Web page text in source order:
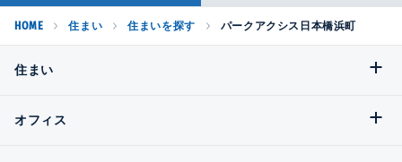
HOME 住まい 住まいを探す パークアクシス日本橋浜町
住まい
オフィス